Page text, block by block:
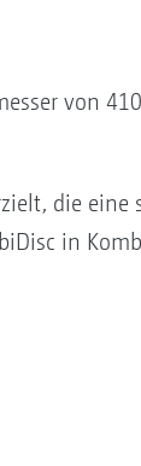
von
die
in